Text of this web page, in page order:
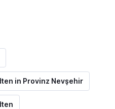
in Provinz Nevşehir